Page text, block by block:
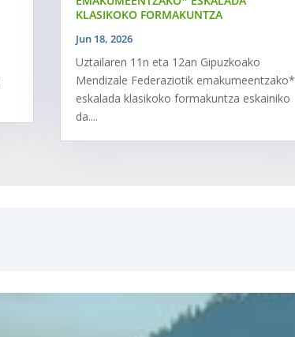
KLASIKOKO FORMAKUNTZA
Jun 18, 2026
Uztailaren 11n eta 12an Gipuzkoako
Mendizale Federaziotik emakumeentzako*
eskalada klasikoko formakuntza eskainiko
da....